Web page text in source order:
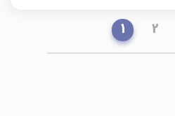
1 2